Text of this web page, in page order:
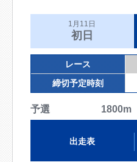
1月11日
初日
レース
締切予定時刻
予選 1800m
出走表